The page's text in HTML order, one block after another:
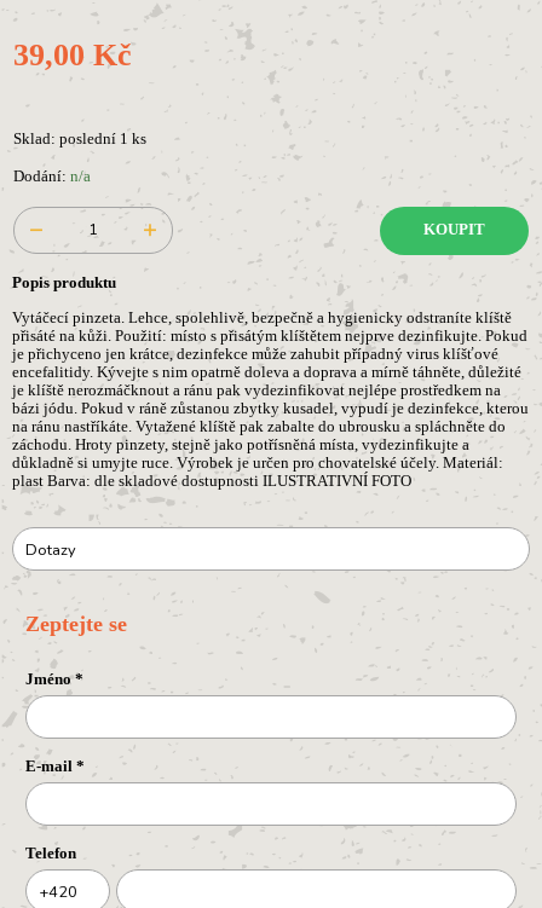
39,00 Kč
Sklad: poslední 1 ks
Dodání: n/a
KOUPIT
Popis produktu
Vytáčecí pinzeta. Lehce, spolehlivě, bezpečně a hygienicky odstraníte klíště
přisáté na kůži. Použití: místo s přisátým klíštětem nejprve dezinfikujte. Pokud
je přichyceno jen krátce, dezinfekce může zahubit případný virus klíšťové
encefalitidy. Kývejte s nim opatrně doleva a doprava a mírně táhněte, důležité
je klíště nerozmáčknout a ránu pak vydezinfikovat nejlépe prostředkem na
bázi jódu. Pokud v ráně zůstanou zbytky kusadel, vypudí je dezinfekce, kterou
na ránu nastříkáte. Vytažené klíště pak zabalte do ubrousku a spláchněte do
záchodu. Hroty pinzety, stejně jako potřísněná místa, vydezinfikujte a
důkladně si umyjte ruce. Výrobek je určen pro chovatelské účely. Materiál:
plast Barva: dle skladové dostupnosti ILUSTRATIVNÍ FOTO
Dotazy
Zeptejte se
Jméno*
E-mail *
Telefon
+420